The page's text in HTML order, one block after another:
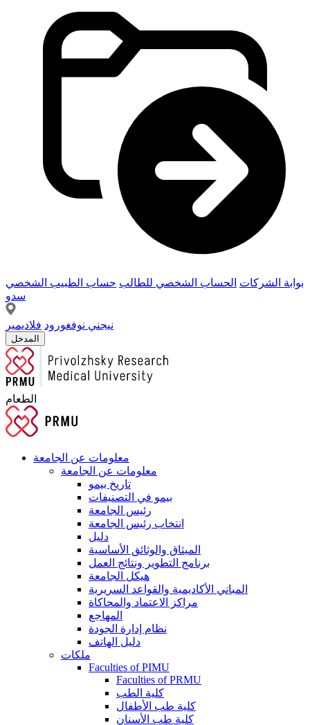
بوابة الشركات الحساب الشخصي للطالب حساب الطبيب الشخصي
سدو
نيجني نوفغورود فلاديمير
المدخل
الطعام
معلومات عن الجامعة
معلومات عن الجامعة
تاريخ بيمو
بيمو في التصنيفات
رئيس الجامعة
انتخاب رئيس الجامعة
دليل
الميثاق والوثائق الأساسية
برنامج التطوير ونتائج العمل
هيكل الجامعة
المباني الأكاديمية والقواعد السريرية
مراكز الاعتماد والمحاكاة
المهاجع
نظام إدارة الجودة
دليل الهاتف
ملكات
Faculties of PIMU
Faculties of PRMU
كلية الطب
كلية طب الأطفال
كلية طب الأسنان